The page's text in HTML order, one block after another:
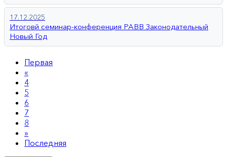
17.12.2025
Итоговй семинар-конференция РАВВ Законодательный
Новый Год
Первая
«
4
5
6
7
8
»
Последняя